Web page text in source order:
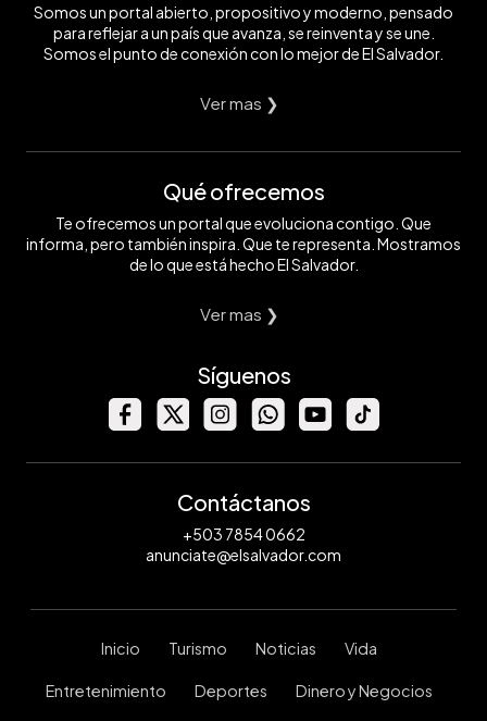
Somos un portal abierto, propositivo y moderno, pensado
para reflejar a un país que avanza, se reinventa y se une.
Somos el punto de conexión con lo mejor de El Salvador.
Ver mas ❯
Qué ofrecemos
Te ofrecemos un portal que evoluciona contigo. Que
informa, pero también inspira. Que te representa. Mostramos
de lo que está hecho El Salvador.
Ver mas ❯
Síguenos
Contáctanos
+503 7854 0662
anunciate@elsalvador.com
Inicio Turismo Noticias Vida
Entretenimiento Deportes Dinero y Negocios